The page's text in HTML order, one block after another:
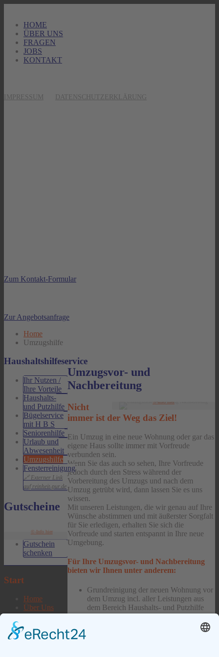
HOME
ÜBER UNS
FRAGEN
JOBS
KONTAKT
IMPRESSUM DATENSCHUTZERKLÄRUNG
Zum Kontakt-Formular
Zur Angebotsanfrage
Home
Umzugshilfe
Umzugsvor- und
Nachbereitung
©-Info hier
Nicht
immer ist der Weg das Ziel!
Ein Umzug in eine neue Wohnung oder gar das
eigene Haus sollte immer mit Vorfreude
verbunden sein.
Wenn Sie das auch so sehen, Ihre Vorfreude
jedoch durch den Stress während der
Vorbereitung des Umzugs und nach dem
Umzug getrübt wird, dann lassen Sie es uns
wissen.
Mit unseren Leistungen, die wir genau auf Ihre
Wünsche abstimmen und mit äußerster Sorgfalt
für Sie erledigen, erhalten Sie sich die
Vorfreude und starten entspannt in Ihre neue
Umgebung.
Für Ihre Umzugsvor- und Nachbereitung
bieten wir Ihnen unter anderem:
Grundreinigung der neuen Wohnung vor
dem Umzug incl. aller Leistungen aus
dem Bereich Haushalts- und Putzhilfe
sortiertes Packen Ihres Umzugsgutes
Haushaltshilfeservice
Ihr Nutzen /
Ihre Vorteile
Haushalts-
und Putzhilfe
Bügelservice
mit H B S
Seniorenhilfe
Urlaub und
Abwesenheit
Umzugshilfe
Fensterreinigung
Gutscheine
©-Info hier
Gutschein
schenken
Start
Home
Über Uns
Fragen
Jobs
Kontakt